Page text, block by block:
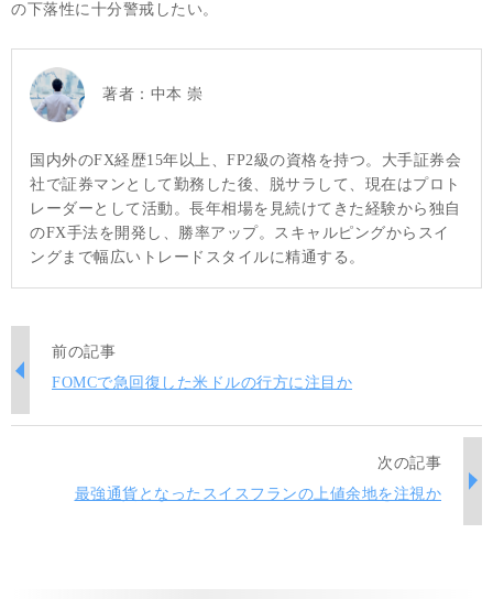
の下落性に十分警戒したい。
著者： 中本 崇
国内外のFX経歴15年以上、FP2級の資格を持つ。大手証券会
社で証券マンとして勤務した後、脱サラして、現在はプロト
レーダーとして活動。長年相場を見続けてきた経験から独自
のFX手法を開発し、勝率アップ。スキャルピングからスイ
ングまで幅広いトレードスタイルに精通する。
前の記事
FOMCで急回復した米ドルの行方に注目か
次の記事
最強通貨となったスイスフランの上値余地を注視か